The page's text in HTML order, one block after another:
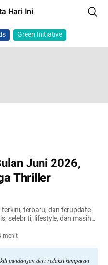
Hari Ini
Green Initiative
Juni 2026,
Thriller
terbaru, dan terupdate
selebriti, lifestyle, dan masih
menit
pandangan dari redaksi kumparan